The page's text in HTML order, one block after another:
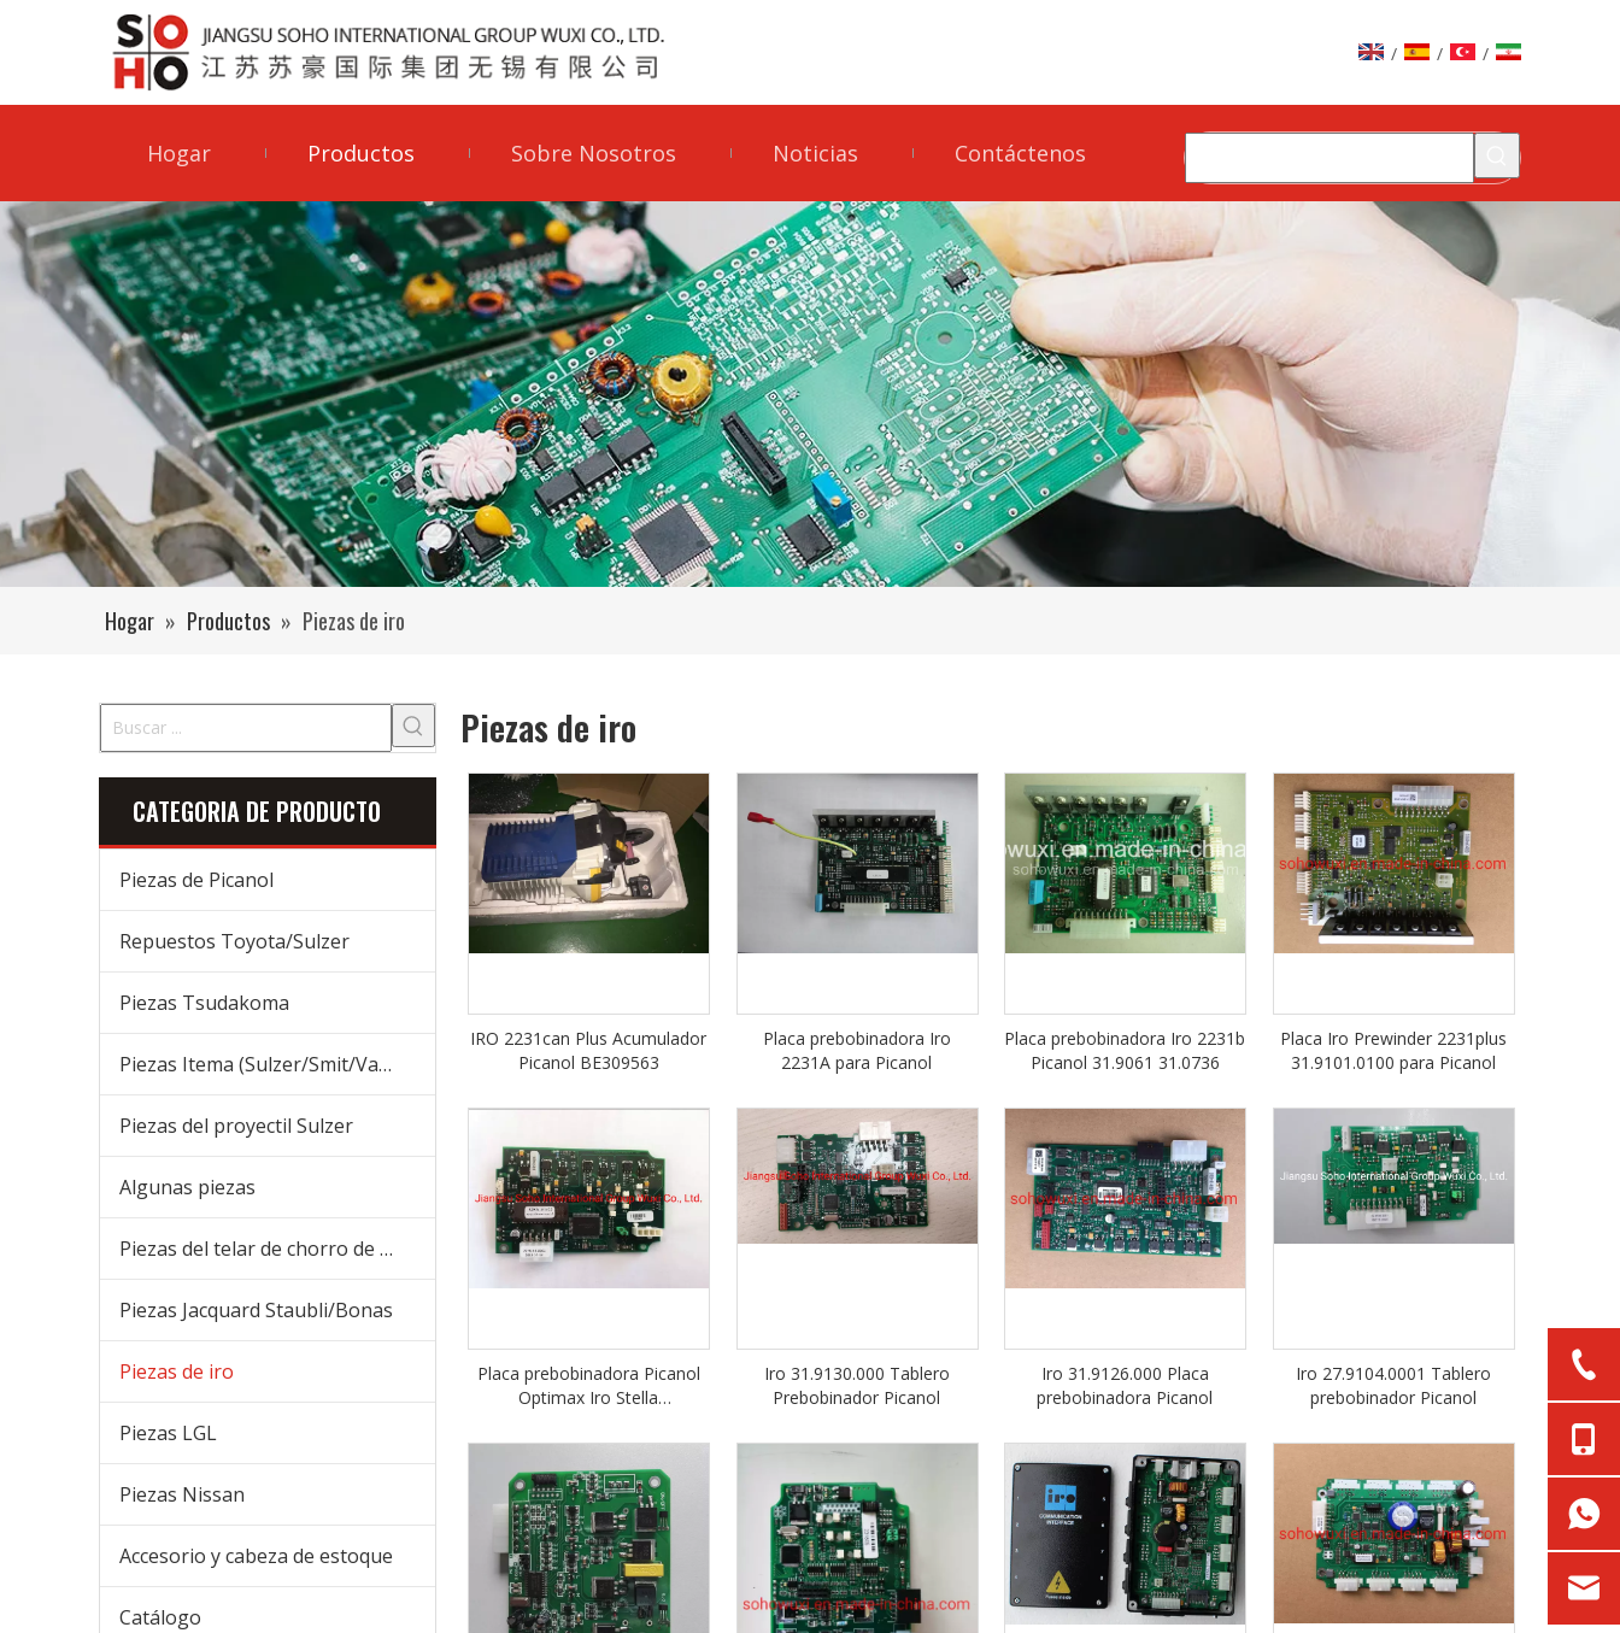
/ / /
Hogar Productos Sobre Nosotros Noticias Contáctenos
Hogar » Productos » Piezas de iro
CATEGORIA DE PRODUCTO
Piezas de Picanol
Repuestos Toyota/Sulzer
Piezas Tsudakoma
Piezas Itema (Sulzer/Smit/Vamatex) Piezas
Piezas del proyectil Sulzer
Algunas piezas
Piezas del telar de chorro de aire
Piezas Jacquard Staubli/Bonas
Piezas de iro
Piezas LGL
Piezas Nissan
Accesorio y cabeza de estoque
Catálogo
Piezas de iro
IRO 2231can Plus Acumulador
Picanol BE309563
Placa prebobinadora Iro
2231A para Picanol
Placa prebobinadora Iro 2231b
Picanol 31.9061 31.0736
Placa Iro Prewinder 2231plus
31.9101.0100 para Picanol
Placa prebobinadora Picanol
Optimax Iro Stella
Iro 31.9130.000 Tablero
Prebobinador Picanol
Iro 31.9126.000 Placa
prebobinadora Picanol
Iro 27.9104.0001 Tablero
prebobinador Picanol